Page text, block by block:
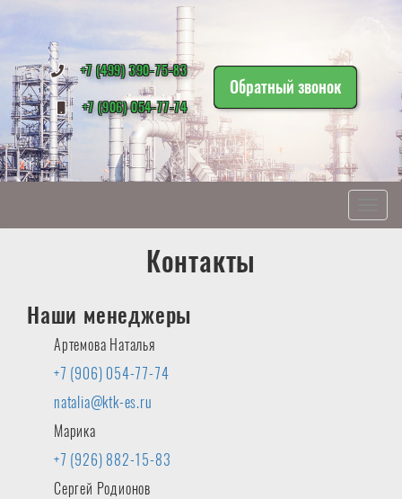
+7 (499) 390-75-83
+7 (906) 054-77-74
Обратный звонок
Контакты
Наши менеджеры
Артемова Наталья
+7 (906) 054-77-74
natalia@ktk-es.ru
Марика
+7 (926) 882-15-83
Сергей Родионов